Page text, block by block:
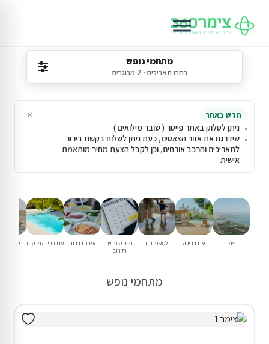
מתחמי נופש
בחרו תאריכים · 2 מבוגרים
חדש באתר
ניתן לסלוק באתר פייטר ( שובר מילואים )
שידרגנו את אזור הצאטים, כעת ניתן לשלוח בקשת בירור
לתאריכים והרכב אורחים, וכן לקבל הצעת מחיר מותאמת
אישית
×
בצפון עם בריכה למשפחות
פנוי סופ"ש
הקרוב
אירוח דרוזי עם בריכה פרטית עם
מתחמי נופש